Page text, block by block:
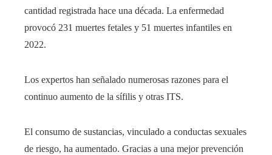
cantidad registrada hace una década. La enfermedad
provocó 231 muertes fetales y 51 muertes infantiles en
2022.
Los expertos han señalado numerosas razones para el
continuo aumento de la sífilis y otras ITS.
El consumo de sustancias, vinculado a conductas sexuales
de riesgo, ha aumentado. Gracias a una mejor prevención